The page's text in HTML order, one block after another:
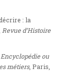
: la
Revue d’Histoire
Encyclopédie ou
métiers, Paris,